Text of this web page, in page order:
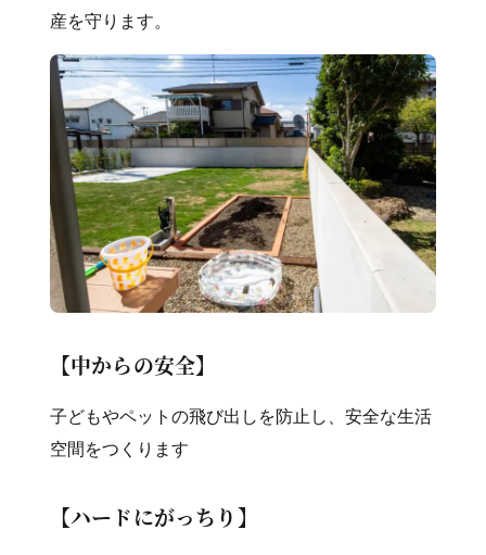
産を守ります。
【中からの安全】
子どもやペットの飛び出しを防止し、安全な生活
空間をつくります
【ハードにがっちり】